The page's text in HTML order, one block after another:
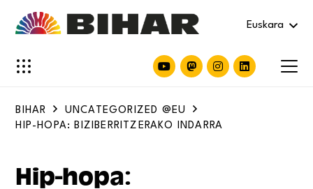
Euskara
BIHAR
UNCATEGORIZED @EU
HIP-HOPA: BIZIBERRITZERAKO INDARRA
Hip-hopa: